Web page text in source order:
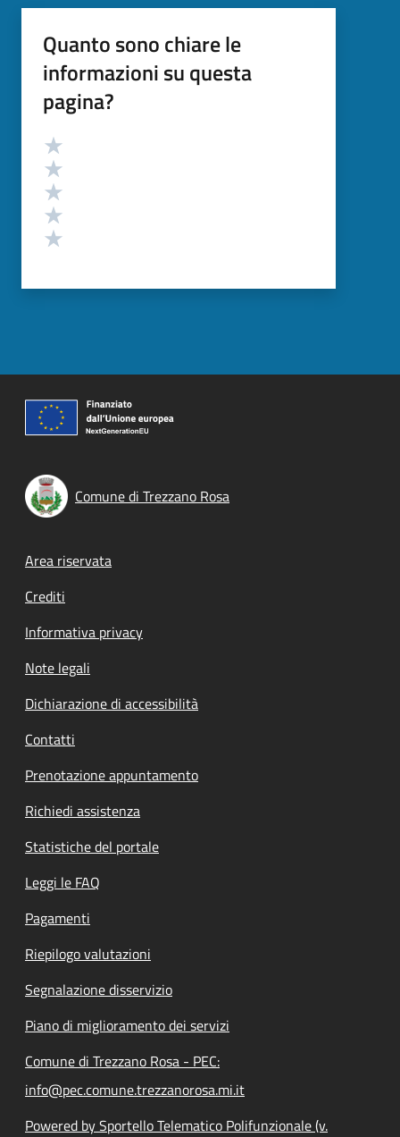
Quanto sono chiare le
informazioni su questa
pagina?
Valutazione
Comune di Trezzano Rosa
Footer menu
Area riservata
Crediti
Informativa privacy
Note legali
Dichiarazione di accessibilità
Contatti
Prenotazione appuntamento
Richiedi assistenza
Statistiche del portale
Leggi le FAQ
Pagamenti
Riepilogo valutazioni
Segnalazione disservizio
Piano di miglioramento dei servizi
Comune di Trezzano Rosa - PEC:
info@pec.comune.trezzanorosa.mi.it
Powered by Sportello Telematico Polifunzionale (v.